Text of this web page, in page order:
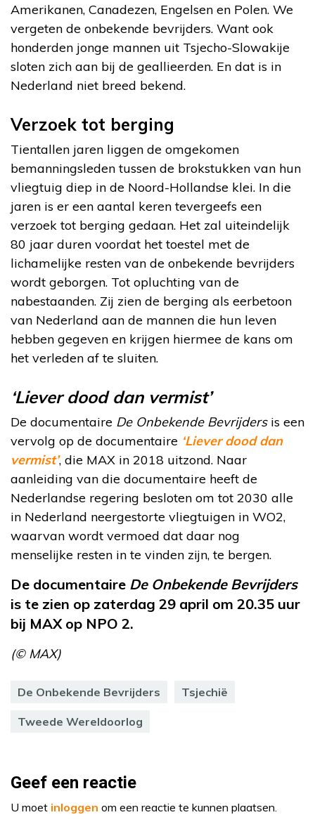
Amerikanen, Canadezen, Engelsen en Polen. We
vergeten de onbekende bevrijders. Want ook
honderden jonge mannen uit Tsjecho-Slowakije
sloten zich aan bij de geallieerden. En dat is in
Nederland niet breed bekend.
Verzoek tot berging
Tientallen jaren liggen de omgekomen
bemanningsleden tussen de brokstukken van hun
vliegtuig diep in de Noord-Hollandse klei. In die
jaren is er een aantal keren tevergeefs een
verzoek tot berging gedaan. Het zal uiteindelijk
80 jaar duren voordat het toestel met de
lichamelijke resten van de onbekende bevrijders
wordt geborgen. Tot opluchting van de
nabestaanden. Zij zien de berging als eerbetoon
van Nederland aan de mannen die hun leven
hebben gegeven en krijgen hiermee de kans om
het verleden af te sluiten.
‘Liever dood dan vermist’
De documentaire De Onbekende Bevrijdersis een
vervolg op de documentaire ‘Liever dood dan
vermist’, die MAX in 2018 uitzond. Naar
aanleiding van die documentaire heeft de
Nederlandse regering besloten om tot 2030 alle
in Nederland neergestorte vliegtuigen in WO2,
waarvan wordt vermoed dat daar nog
menselijke resten in te vinden zijn, te bergen.
De documentaire De Onbekende Bevrijders
is te zien op zaterdag 29 april om 20.35 uur
bij MAX op NPO 2.
(© MAX)
De Onbekende Bevrijders Tsjechië
Tweede Wereldoorlog
Geef een reactie
U moet inloggen om een reactie te kunnen plaatsen.